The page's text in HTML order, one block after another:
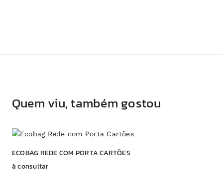
Quem viu, também gostou
ECOBAG REDE COM PORTA CARTÕES
à consultar